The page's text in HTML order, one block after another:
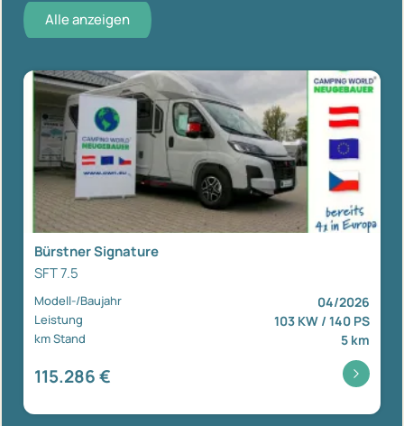
Alle anzeigen
Bürstner Signature
SFT 7.5
Modell-/Baujahr 04/2026
Leistung 103 KW / 140 PS
km Stand 5 km
115.286 €